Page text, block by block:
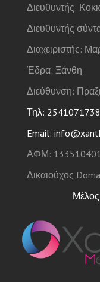
Διευθυντής:
Διευθυντής
Διαχειριστής:
Έδρα: Ξάνθη
Διεύθυνση:
Τηλ: 2541071738
Email:
ΑΦΜ:
Δικαιούχος